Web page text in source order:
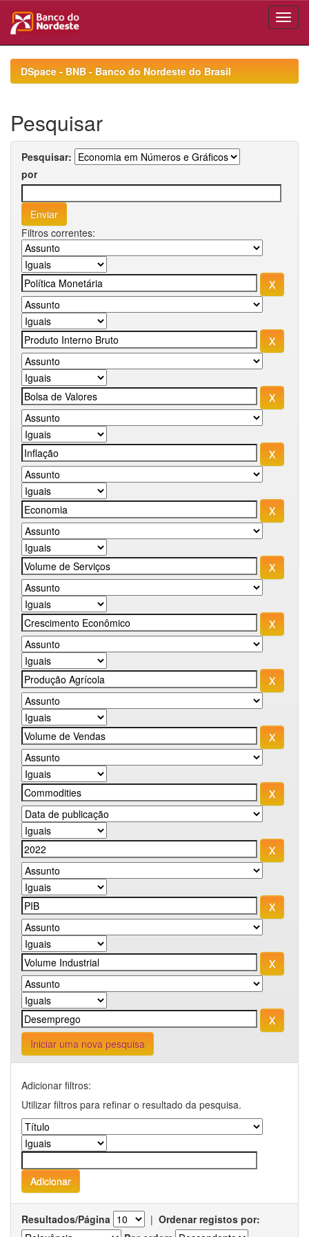
navigationDSpace - BNB - Banco do Nordeste do Brasil
Pesquisar
Pesquisar:
por
Filtros correntes:
Iniciar uma nova pesquisa
Adicionar filtros:
Utilizar filtros para refinar o resultado da pesquisa.
Resultados/Página | Ordenar registos por: